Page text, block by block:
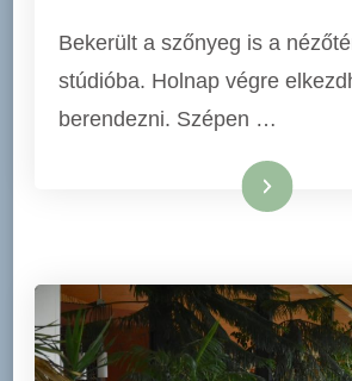
Bekerült a szőnyeg is a
stúdióba. Holnap végre
berendezni. Szépen …
Tovább